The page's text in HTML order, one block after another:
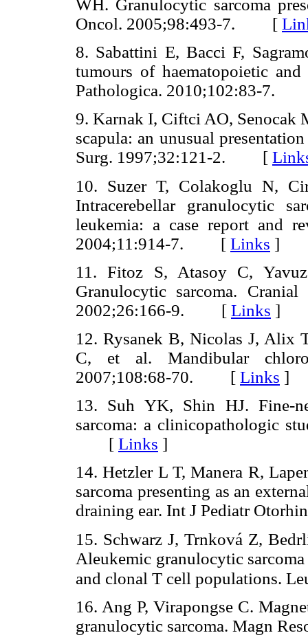
WH. Granulocytic sarcoma
Oncol. 2005;98:493-7. [
8. Sabattini E, Bacci F,
tumours of haematopoietic
Pathologica. 2010;102:83-
9. Karnak I, Ciftci AO, Senocak
scapula: an unusual
Surg. 1997;32:121-2. [
10. Suzer T, Colakoglu N,
Intracerebellar granulocytic
leukemia: a case report and
2004;11:914-7. [ Links ]
11. Fitoz S, Atasoy C,
Granulocytic sarcoma.
2002;26:166-9. [ Links ]
12. Rysanek B, Nicolas J, Alix
C, et al. Mandibular
2007;108:68-70. [ Links ]
13. Suh YK, Shin HJ. Fine-
sarcoma: a clinicopathologic
[ Links ]
14. Hetzler L T, Manera R,
sarcoma presenting as an
draining ear. Int J Pediatr
15. Schwarz J, Trnková Z,
Aleukemic granulocytic
and clonal T cell populations.
16. Ang P, Virapongse C.
granulocytic sarcoma. Magn